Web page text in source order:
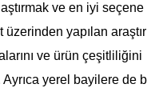
ve en iyi seçene
yapılan araştır
ve ürün çeşitliliğini
Ayrıca yerel bayilere de b